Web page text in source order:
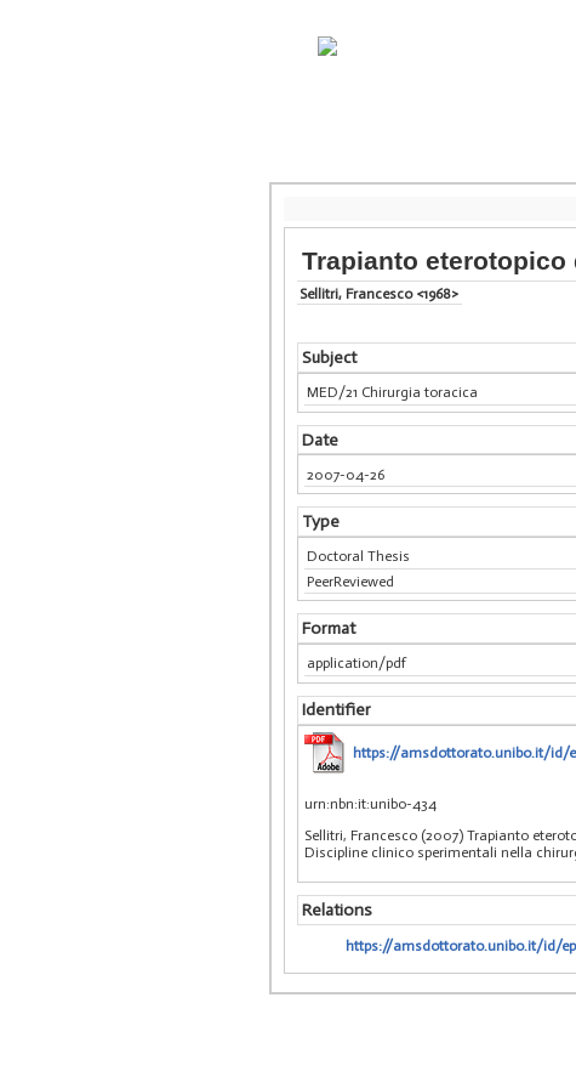
Trapianto
Sellitri, Francesco <1968>
Subject
MED/21 Chirurgia toracica
Date
2007-04-26
Type
Doctoral Thesis
PeerReviewed
Format
application/pdf
Identifier
https://amsdottorato.unibo.it/id/
urn:nbn:it:unibo-434
Sellitri, Francesco (2007) Trapianto
Discipline clinico sperimentali nella
Relations
https://amsdottorato.unibo.it/id/